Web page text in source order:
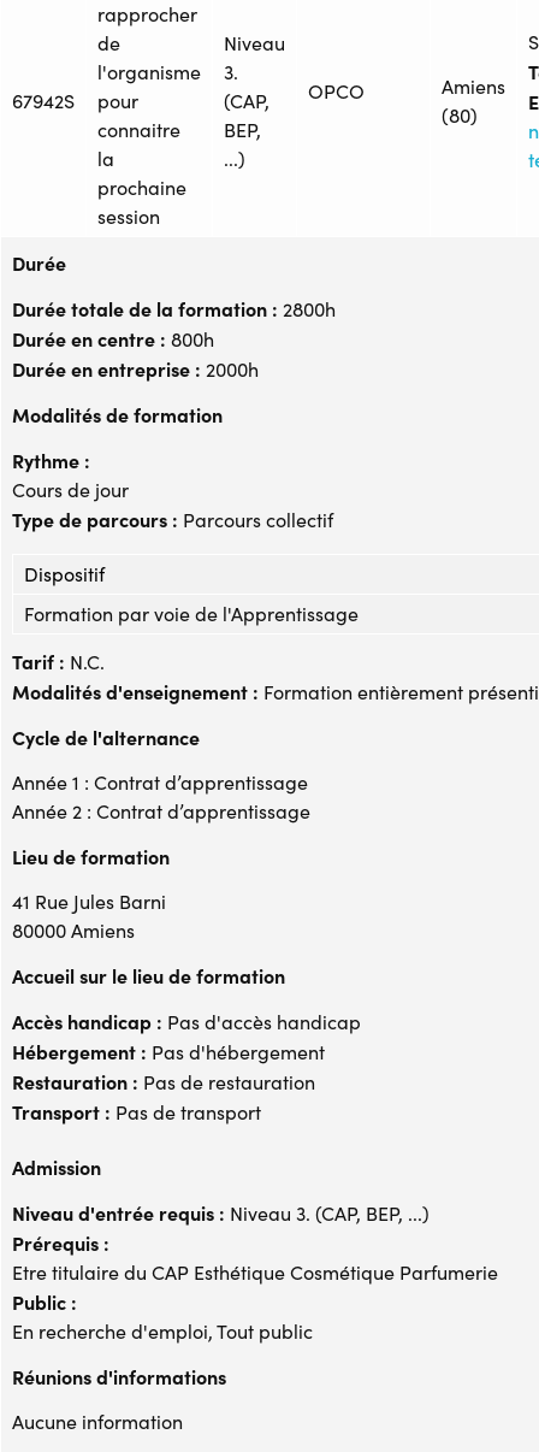
67942S
rapprocher
de
l'organisme
pour
connaitre
la
prochaine
session
Niveau
3.
(CAP,
BEP,
...)
OPCO
Amiens
(80)
Durée
Durée totale de la formation : 2800h
Durée en centre : 800h
Durée en entreprise : 2000h
Modalités de formation
Rythme :
Cours de jour
Type de parcours : Parcours collectif
Dispositif
Formation par voie de l'Apprentissage
Tarif : N.C.
Modalités d'enseignement : Formation entièrement
Cycle de l'alternance
Année 1 : Contrat d’apprentissage
Année 2 : Contrat d’apprentissage
Lieu de formation
41 Rue Jules Barni
80000 Amiens
Accueil sur le lieu de formation
Accès handicap : Pas d'accès handicap
Hébergement : Pas d'hébergement
Restauration : Pas de restauration
Transport : Pas de transport
Admission
Niveau d'entrée requis : Niveau 3. (CAP, BEP, ...)
Prérequis :
Etre titulaire du CAP Esthétique Cosmétique Parfumerie
Public :
En recherche d'emploi, Tout public
Réunions d'informations
Aucune information